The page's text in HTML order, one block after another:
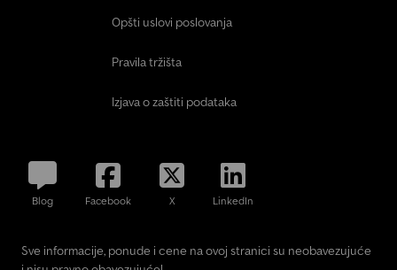
Opšti uslovi poslovanja
Pravila tržišta
Izjava o zaštiti podataka
Blog Facebook X LinkedIn
Sve informacije, ponude i cene na ovoj stranici su neobavezujuće